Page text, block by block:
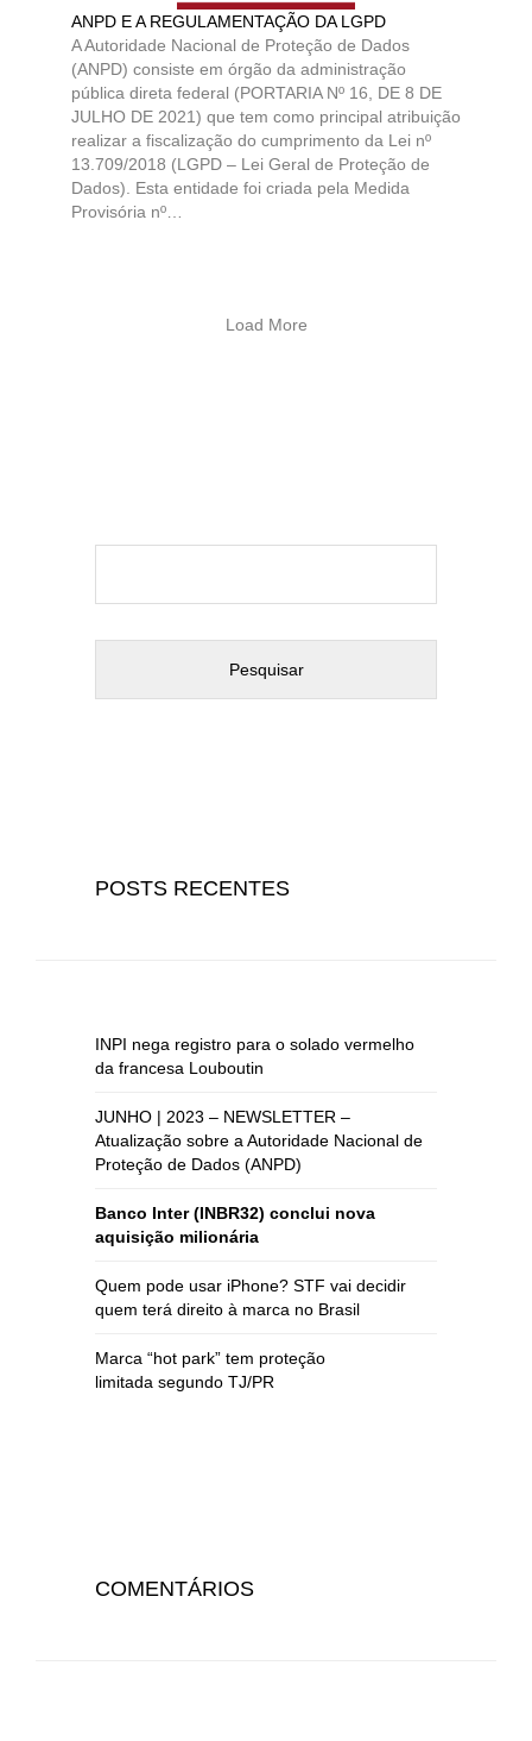
ANPD E A REGULAMENTAÇÃO DA LGPD
A Autoridade Nacional de Proteção de Dados
(ANPD) consiste em órgão da administração
pública direta federal (PORTARIA Nº 16, DE 8 DE
JULHO DE 2021) que tem como principal atribuição
realizar a fiscalização do cumprimento da Lei nº
13.709/2018 (LGPD – Lei Geral de Proteção de
Dados). Esta entidade foi criada pela Medida
Provisória nº…
Load More
POSTS RECENTES
INPI nega registro para o solado vermelho
da francesa Louboutin
JUNHO | 2023 – NEWSLETTER –
Atualização sobre a Autoridade Nacional de
Proteção de Dados (ANPD)
Banco Inter (INBR32) conclui nova
aquisição milionária
Quem pode usar iPhone? STF vai decidir
quem terá direito à marca no Brasil
Marca “hot park” tem proteção
limitada segundo TJ/PR
COMENTÁRIOS